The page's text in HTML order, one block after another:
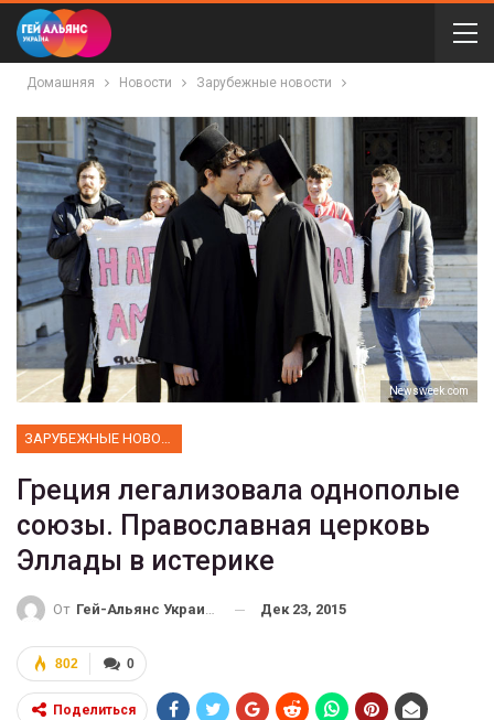
Домашняя Новости Зарубежные новости
Newsweek.com
Греция легализовала однополые
союзы. Православная церковь
Эллады в истерике
От Гей-Альянс Украина Дек 23, 2015
0
802
Поделиться